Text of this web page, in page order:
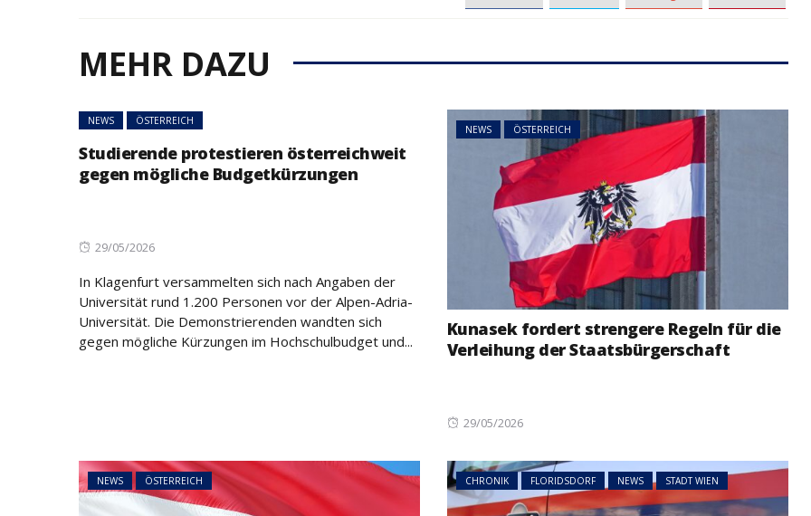
MEHR DAZU
NEWS ÖSTERREICH
Studierende protestieren österreichweit
gegen mögliche Budgetkürzungen
Posted
29/05/2026
In Klagenfurt versammelten sich nach Angaben der
Universität rund 1.200 Personen vor der Alpen-Adria-
Universität. Die Demonstrierenden wandten sich
gegen mögliche Kürzungen im Hochschulbudget und...
NEWS ÖSTERREICH
Kunasek fordert strengere Regeln für die
Verleihung der Staatsbürgerschaft
Posted
29/05/2026
NEWS ÖSTERREICH CHRONIK FLORIDSDORF NEWS STADT WIEN
Rückläufiger Trend setzt
sich fort
österreichweit gegen
mögliche Budgetkürzungen